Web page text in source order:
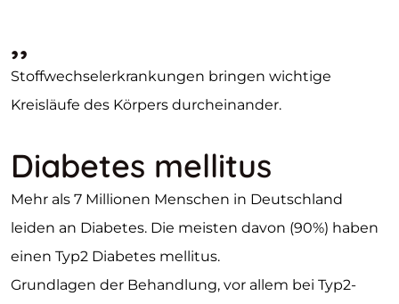
,,
Stoffwechselerkrankungen bringen wichtige
Kreisläufe des Körpers durcheinander.
Diabetes mellitus
Mehr als 7 Millionen Menschen in Deutschland
leiden an Diabetes. Die meisten davon (90%) haben
einen Typ2 Diabetes mellitus.
Grundlagen der Behandlung, vor allem bei Typ2-